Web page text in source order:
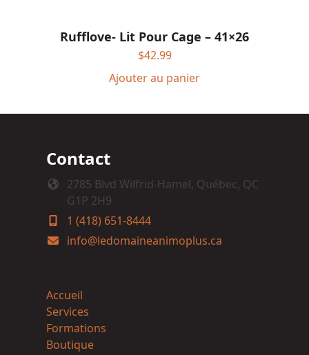
Rufflove- Lit Pour Cage – 41×26
$42.99
Ajouter au panier
Contact
2785 Blvd Wilfrid-Hamel, Québec, QC
G1P 2H9
1 (418) 651-8444
info@ledomaineanimoplus.ca
Accueil
Services
Formations
Boutique